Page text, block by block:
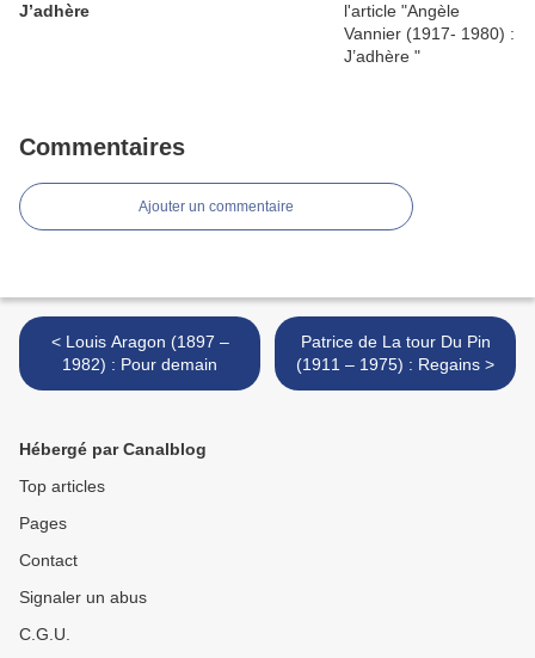
J’adhère
Commentaires
Ajouter un commentaire
< Louis Aragon (1897 –
1982) : Pour demain
Patrice de La tour Du Pin
(1911 – 1975) : Regains >
Hébergé par Canalblog
Top articles
Pages
Contact
Signaler un abus
C.G.U.